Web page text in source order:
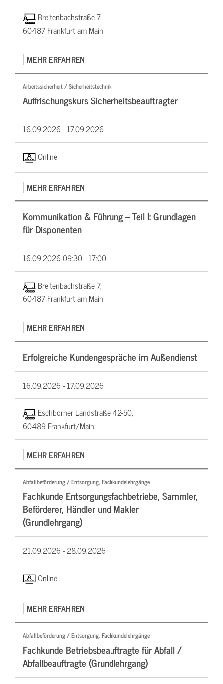
Breitenbachstraße 7,
60487 Frankfurt am Main
MEHR ERFAHREN
Arbeitssicherheit / Sicherheitstechnik
Auffrischungskurs Sicherheitsbeauftragter
16.09.2026 -17.09.2026
Online
MEHR ERFAHREN
Kommunikation & Führung – Teil I: Grundlagen
für Disponenten
16.09.202609:30 - 17:00
Breitenbachstraße 7,
60487 Frankfurt am Main
MEHR ERFAHREN
Erfolgreiche Kundengespräche im Außendienst
16.09.2026 -17.09.2026
Eschborner Landstraße 42-50,
60489 Frankfurt/Main
MEHR ERFAHREN
Abfallbeförderung / Entsorgung, Fachkundelehrgänge
Fachkunde Entsorgungsfachbetriebe, Sammler,
Beförderer, Händler und Makler
(Grundlehrgang)
21.09.2026 -28.09.2026
Online
MEHR ERFAHREN
Abfallbeförderung / Entsorgung, Fachkundelehrgänge
Fachkunde Betriebsbeauftragte für Abfall /
Abfallbeauftragte (Grundlehrgang)